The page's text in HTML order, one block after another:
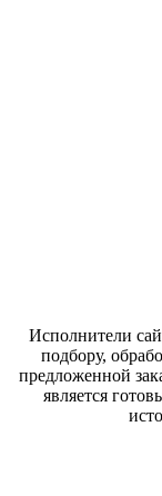
Исполнители
подбору,
предложенной
является